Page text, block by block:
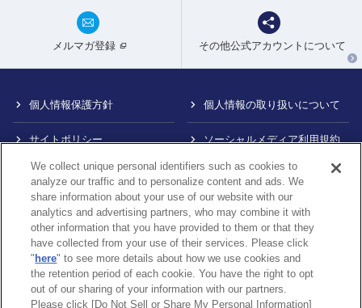
メルマガ登録 その他公式アカウントについて
個人情報保護方針 個人情報の取り扱いについて
サイトポリシー ソーシャルメディア利用規約
特定商取引法に基づく表示 情報提供終了のお知らせ
Do Not Sell or Share My
Personal Information
カスタマーハラスメント対応
について
内部通報制度について
We collect unique personal identifiers such as cookies to
analyze our traffic and to personalize content and ads. We
share information about your use of our website with our
analytics and advertising partners, who may combine it with
other information that you have provided to them or that they
have collected from your use of their services. Please click
" here" to see more details about how we use cookies and
the retention period of each cookie. You have the right to opt
out of our sharing of your information with our partners.
Please click [Do Not Sell or Share My Personal Information]